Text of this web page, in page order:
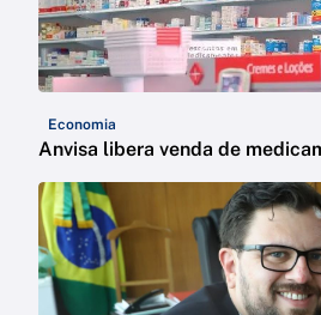
Economia
Anvisa libera venda de